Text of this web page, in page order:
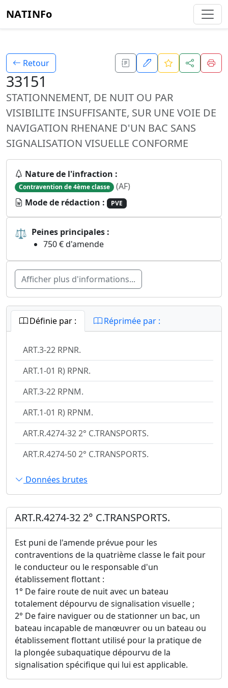
NATINFo
Retour
33151
STATIONNEMENT, DE NUIT OU PAR
VISIBILITE INSUFFISANTE, SUR UNE VOIE DE
NAVIGATION RHENANE D'UN BAC SANS
SIGNALISATION VISUELLE CONFORME
Nature de l'infraction :
Contravention de 4ème classe (AF)
Mode de rédaction :
PVE
⚖ Peines principales :
750 € d'amende
Afficher plus d'informations...
Définie par : Réprimée par :
ART.3-22 RPNR.
ART.1-01 R) RPNR.
ART.3-22 RPNM.
ART.1-01 R) RPNM.
ART.R.4274-32 2° C.TRANSPORTS.
ART.R.4274-50 2° C.TRANSPORTS.
Données brutes
ART.R.4274-32 2° C.TRANSPORTS.
Est puni de l'amende prévue pour les
contraventions de la quatrième classe le fait pour
le conducteur ou le responsable d'un
établissement flottant :
1° De faire route de nuit avec un bateau
totalement dépourvu de signalisation visuelle ;
2° De faire naviguer ou de stationner un bac, un
bateau incapable de manœuvrer ou un bateau ou
établissement flottant utilisé pour la pratique de
la plongée subaquatique dépourvu de la
signalisation spécifique qui lui est applicable.